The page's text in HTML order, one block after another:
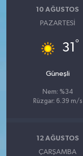
10 AĞUSTOS
PAZARTESI
31 °
Güneşli
Nem: %34
Rüzgar: 6.39 m/s
12 AĞUSTOS
ÇARŞAMBA